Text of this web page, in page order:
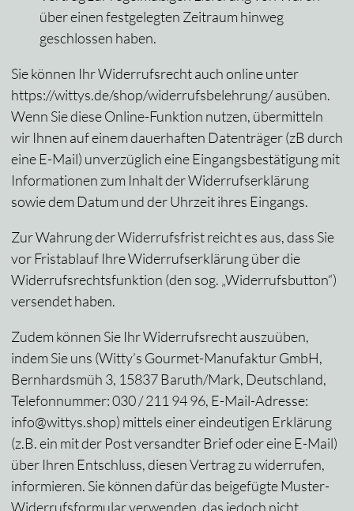
über einen festgelegten Zeitraum hinweg
geschlossen haben.
Sie können Ihr Widerrufsrecht auch online unter
https://wittys.de/shop/widerrufsbelehrung/ ausüben.
Wenn Sie diese Online-Funktion nutzen, übermitteln
wir Ihnen auf einem dauerhaften Datenträger (zB durch
eine E-Mail) unverzüglich eine Eingangsbestätigung mit
Informationen zum Inhalt der Widerrufserklärung
sowie dem Datum und der Uhrzeit ihres Eingangs.
Zur Wahrung der Widerrufsfrist reicht es aus, dass Sie
vor Fristablauf Ihre Widerrufserklärung über die
Widerrufsrechtsfunktion (den sog. „Widerrufsbutton“)
versendet haben.
Zudem können Sie Ihr Widerrufsrecht auszuüben,
indem Sie uns (Witty’s Gourmet-Manufaktur GmbH,
Bernhardsmüh 3, 15837 Baruth/Mark, Deutschland,
Telefonnummer: 030 / 211 94 96, E-Mail-Adresse:
info@wittys.shop) mittels einer eindeutigen Erklärung
(z.B. ein mit der Post versandter Brief oder eine E-Mail)
über Ihren Entschluss, diesen Vertrag zu widerrufen,
informieren. Sie können dafür das beigefügte Muster-
Widerrufsformular verwenden, das jedoch nicht